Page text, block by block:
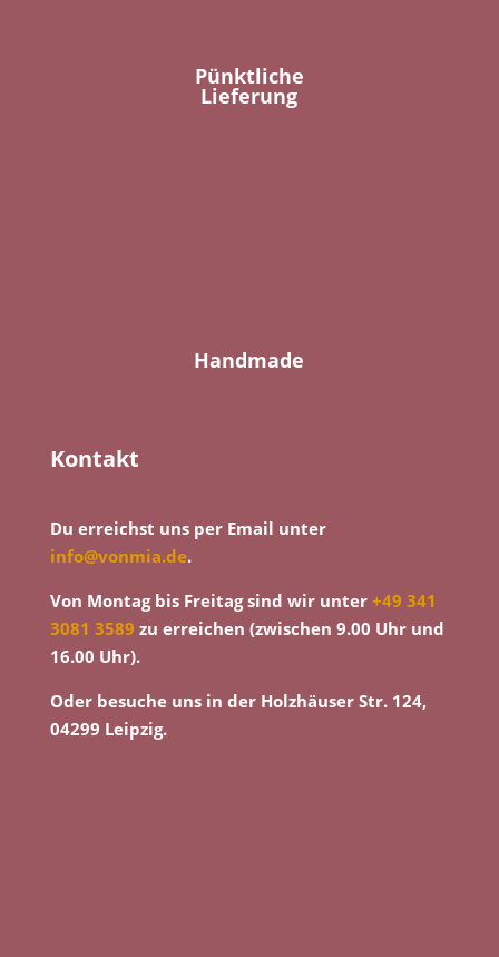
Pünktliche
Lieferung
Handmade
Kontakt
Du erreichst uns per Email unter
info@vonmia.de.
Von Montag bis Freitag sind wir unter +49 341
3081 3589 zu erreichen (zwischen 9.00 Uhr und
16.00 Uhr).
Oder besuche uns in der Holzhäuser Str. 124,
04299 Leipzig.